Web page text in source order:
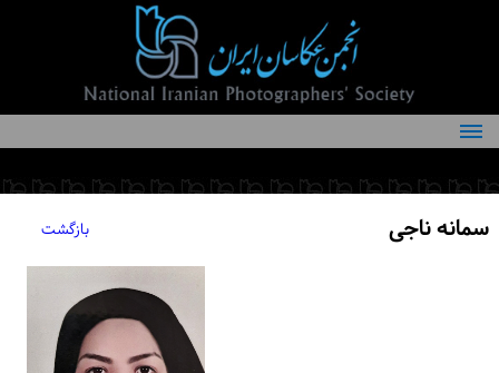
درباره انجمن
کمیته‌های انجمن
سمانه ناجی بازگشت